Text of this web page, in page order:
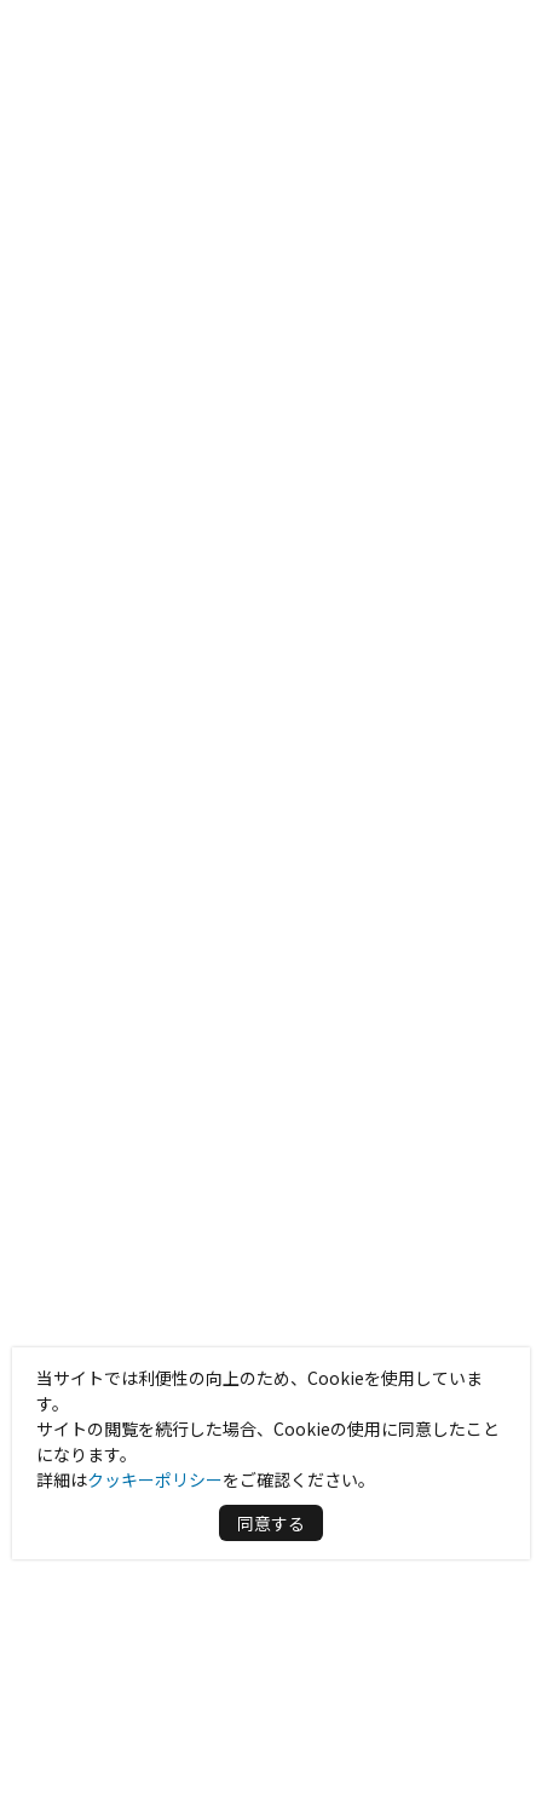
当サイトでは利便性の向上のため、Cookieを使用していま
す。
サイトの閲覧を続行した場合、Cookieの使用に同意したこと
になります。
詳細はクッキーポリシーをご確認ください。
同意する